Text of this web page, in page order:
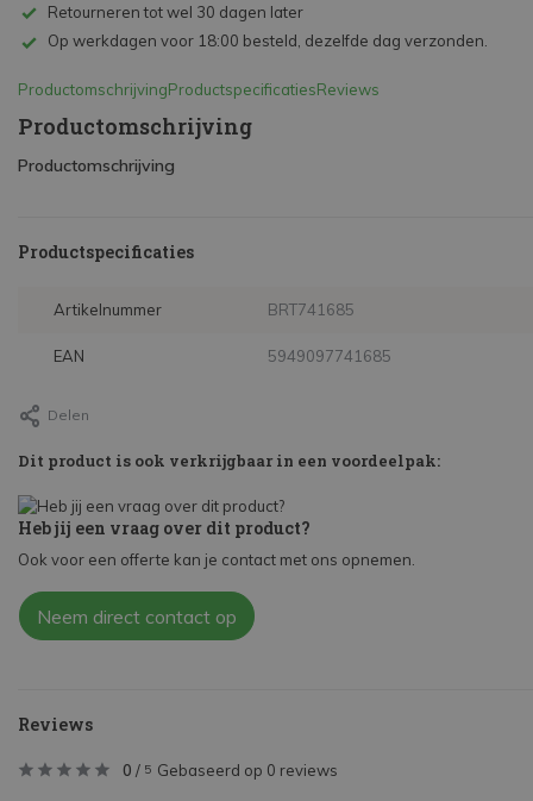
Retourneren tot wel 30 dagen later
Op werkdagen voor 18:00 besteld, dezelfde dag verzonden.
ProductomschrijvingProductspecificatiesReviews
Productomschrijving
Productomschrijving
Productspecificaties
Artikelnummer BRT741685
EAN 5949097741685
Delen
Dit product is ook verkrijgbaar in een voordeelpak:
Heb jij een vraag over dit product?
Ook voor een offerte kan je contact met ons opnemen.
Neem direct contact op
Reviews
0 / 5 Gebaseerd op 0 reviews